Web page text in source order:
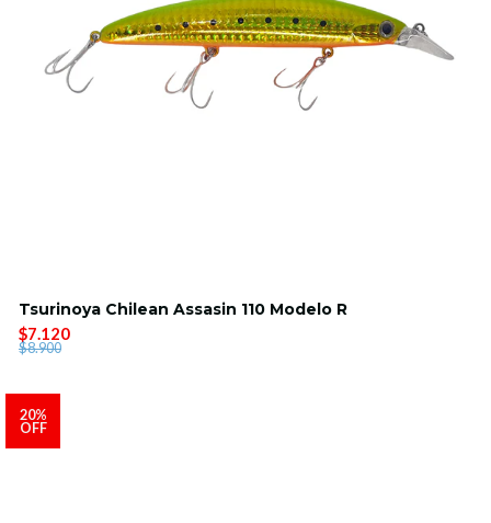
Tsurinoya Chilean Assasin 110 Modelo R
$7.120
$8.900
20%
OFF